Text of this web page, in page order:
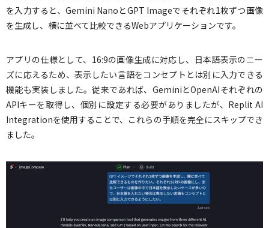
を入力すると、Gemini NanoとGPT Imageでそれぞれ1枚ずつ画像
を生成し、横に並べて比較できるWebアプリケーションです。
アプリの仕様として、16:9の画像生成に対応し、日本語表示のニー
ズに応えるため、表示したい言語をコンセプトとは別に入力できる
機能も実装しました。従来であれば、GeminiとOpenAIそれぞれの
APIキーを取得し、個別に設定する必要がありましたが、Replit AI
Integrationを使用することで、これらの手順を完全にスキップでき
ました。